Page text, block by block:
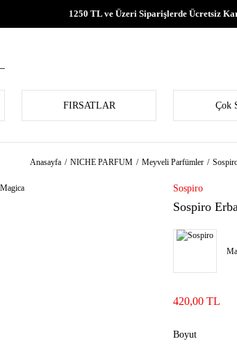
1250 TL ve Üzeri Siparişlerde Ücretsiz
FIRSATLAR Çok
Anasayfa NICHE PARFUM Meyveli Parfümler
Sospiro
Sospiro
420,00 TL
Boyut